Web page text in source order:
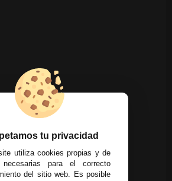
tu privacidad
utiliza cookies propias y de
necesarias para el correcto
del sitio web. Es posible